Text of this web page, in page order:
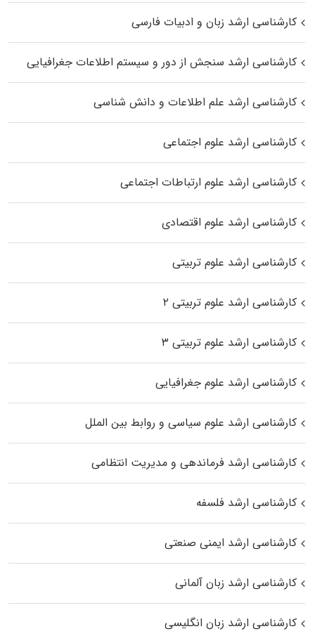
کارشناسی ارشد زبان و ادبیات فارسی
کارشناسی ارشد سنجش از دور و سیستم اطلاعات جغرافیایی
کارشناسی ارشد علم اطلاعات و دانش شناسی
کارشناسی ارشد علوم اجتماعی
کارشناسی ارشد علوم ارتباطات اجتماعی
کارشناسی ارشد علوم اقتصادی
کارشناسی ارشد علوم تربیتی
کارشناسی ارشد علوم تربیتی ۲
کارشناسی ارشد علوم تربیتی ۳
کارشناسی ارشد علوم جغرافیایی
کارشناسی ارشد علوم سیاسی و روابط بین الملل
کارشناسی ارشد فرماندهی و مدیریت انتظامی
کارشناسی ارشد فلسفه
کارشناسی ارشد ایمنی صنعتی
کارشناسی ارشد زبان آلمانی
کارشناسی ارشد زبان انگلیسی